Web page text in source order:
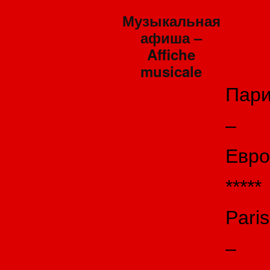
Музыкальная
афиша –
Affiche
musicale
–
*****
Paris
–